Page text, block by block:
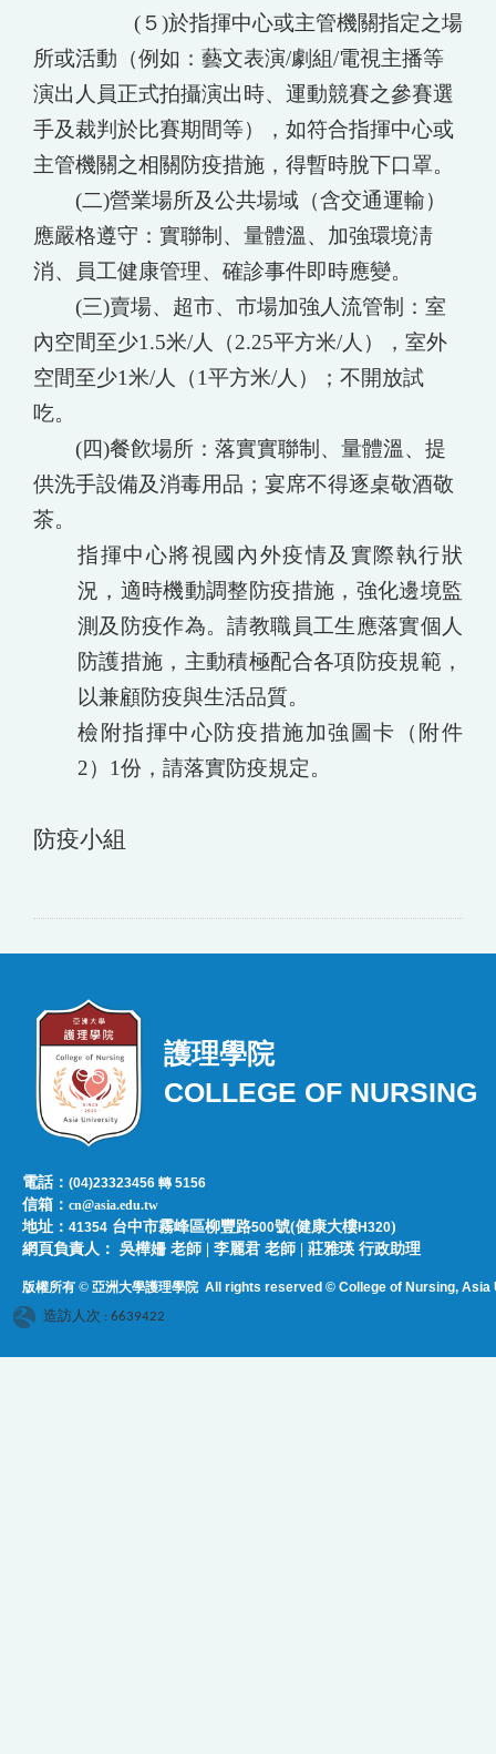
(５)於指揮中心或主管機關指定之場
所或活動（例如：藝文表演/劇組/電視主播等
演出人員正式拍攝演出時、運動競賽之參賽選
手及裁判於比賽期間等），如符合指揮中心或
主管機關之相關防疫措施，得暫時脫下口罩。
(二)營業場所及公共場域（含交通運輸）
應嚴格遵守：實聯制、量體溫、加強環境淸
消、員工健康管理、確診事件即時應變。
(三)賣場、超市、市場加強人流管制：室
內空間至少1.5米/人（2.25平方米/人），室外
空間至少1米/人（1平方米/人）；不開放試
吃。
(四)餐飮場所：落實實聯制、量體溫、提
供洗手設備及消毒用品；宴席不得逐桌敬酒敬
茶。
指揮中心將視國內外疫情及實際執行狀
況，適時機動調整防疫措施，強化邊境監
測及防疫作為。請教職員工生應落實個人
防護措施，主動積極配合各項防疫規範，
以兼顧防疫與生活品質。
檢附指揮中心防疫措施加強圖卡（附件
2）1份，請落實防疫規定。
防疫小組
護理學院
COLLEGE OF NURSING
電話：(04)23323456 轉 5156
信箱：cn@asia.edu.tw
地址：41354 台中市霧峰區柳豐路500號(健康大樓H320)
網頁負責人：​​​ ​吳樺姍 老師 | 李麗君 老師 | 莊雅瑛 行政助理
版權所有 © 亞洲大學護理學院All rights reserved © College of Nursing, Asia
造訪人次 : 6639422